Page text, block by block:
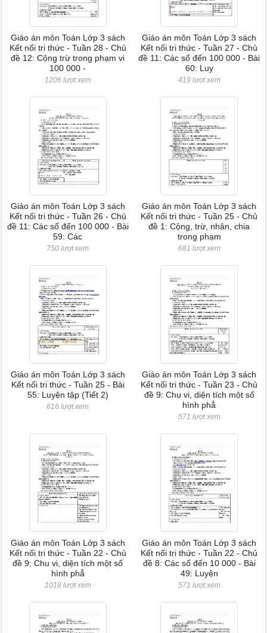
Giáo án môn Toán Lớp 3 sách
Kết nối tri thức - Tuần 28 - Chủ
đề 12: Cộng trừ trong phạm vi
100 000 -
1206 lượt xem
Giáo án môn Toán Lớp 3 sách
Kết nối tri thức - Tuần 27 - Chủ
đề 11: Các số đến 100 000 - Bài
60: Luy
419 lượt xem
Giáo án môn Toán Lớp 3 sách
Kết nối tri thức - Tuần 26 - Chủ
đề 11: Các số đến 100 000 - Bài
59: Các
750 lượt xem
Giáo án môn Toán Lớp 3 sách
Kết nối tri thức - Tuần 25 - Chủ
đề 1: Cộng, trừ, nhân, chia
trong phạm
681 lượt xem
Giáo án môn Toán Lớp 3 sách
Kết nối tri thức - Tuần 25 - Bài
55: Luyện tập (Tiết 2)
616 lượt xem
Giáo án môn Toán Lớp 3 sách
Kết nối tri thức - Tuần 23 - Chủ
đề 9: Chu vi, diện tích một số
hình phẳ
571 lượt xem
Giáo án môn Toán Lớp 3 sách
Kết nối tri thức - Tuần 22 - Chủ
đề 9: Chu vi, diện tích một số
hình phẳ
1018 lượt xem
Giáo án môn Toán Lớp 3 sách
Kết nối tri thức - Tuần 22 - Chủ
đề 8: Các số đến 10 000 - Bài
49: Luyện
571 lượt xem